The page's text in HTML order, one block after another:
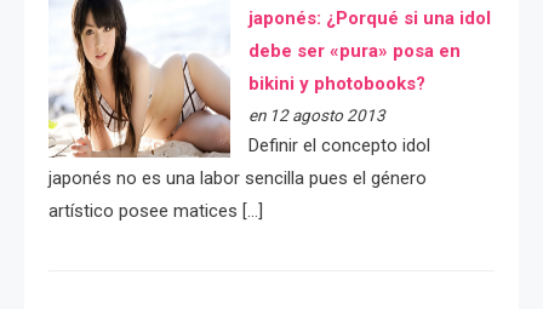
japonés: ¿Porqué si una idol
debe ser «pura» posa en
bikini y photobooks?
en 12 agosto 2013
Definir el concepto idol
japonés no es una labor sencilla pues el género
artístico posee matices […]